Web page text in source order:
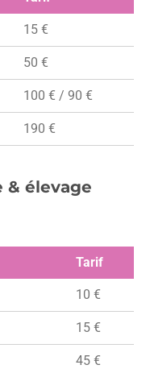
15 €
50 €
100 € / 90 €
190 €
& élevage
Tarif
10 €
15 €
45 €